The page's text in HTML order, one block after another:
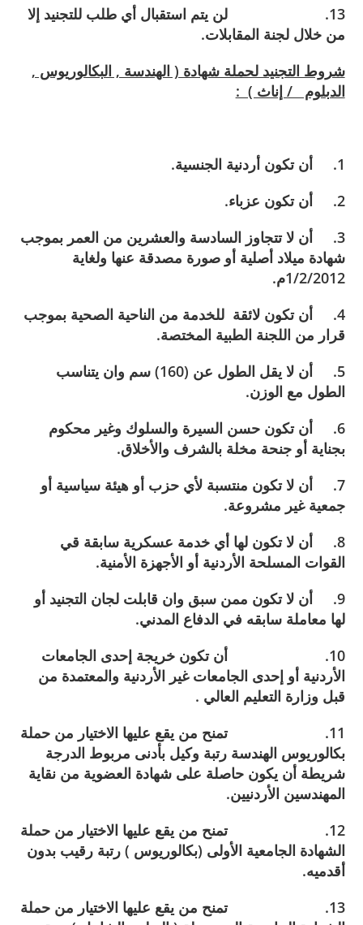
13. لن يتم استقبال أي طلب للتجنيد إلا
من خلال لجنة المقابلات.
شروط التجنيد لحملة شهادة ( الهندسة , البكالوريوس ,
الدبلوم / إناث ) :
1. أن تكون أردنية الجنسية.
2. أن تكون عزباء.
3. أن لا تتجاوز السادسة والعشرين من العمر بموجب
شهادة ميلاد أصلية أو صورة مصدقة عنها ولغاية
1/2/2012م.
4. أن تكون لائقة للخدمة من الناحية الصحية بموجب
قرار من اللجنة الطبية المختصة.
5. أن لا يقل الطول عن (160) سم وان يتناسب
الطول مع الوزن.
6. أن تكون حسن السيرة والسلوك وغير محكوم
بجناية أو جنحة مخلة بالشرف والأخلاق.
7. أن لا تكون منتسبة لأي حزب أو هيئة سياسية أو
جمعية غير مشروعة.
8. أن لا تكون لها أي خدمة عسكرية سابقة قي
القوات المسلحة الأردنية أو الأجهزة الأمنية.
9. أن لا تكون ممن سبق وان قابلت لجان التجنيد أو
لها معاملة سابقه في الدفاع المدني.
10. أن تكون خريجة إحدى الجامعات
الأردنية أو إحدى الجامعات غير الأردنية والمعتمدة من
قبل وزارة التعليم العالي .
11. تمنح من يقع عليها الاختيار من حملة
بكالوريوس الهندسة رتبة وكيل بأدنى مربوط الدرجة
شريطة أن يكون حاصلة على شهادة العضوية من نقاية
المهندسين الأردنيين.
12. تمنح من يقع عليها الاختيار من حملة
الشهادة الجامعية الأولى (بكالوريوس ) رتبة رقيب بدون
أقدميه.
13. تمنح من يقع عليها الاختيار من حملة